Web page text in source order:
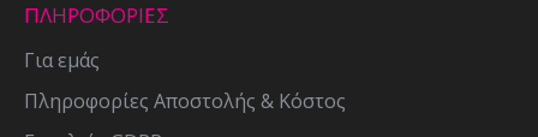
ΠΛΗΡΟΦΟΡΙΕΣ
Για εμάς
Πληροφορίες Αποστολής & Κόστος